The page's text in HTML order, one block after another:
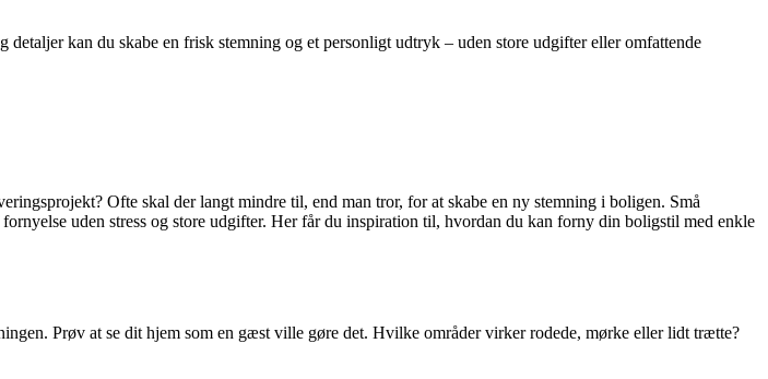
kan du skabe en frisk stemning og et personligt udtryk – uden store udgifter eller omfattende
Ofte skal der langt mindre til, end man tror, for at skabe en ny stemning i boligen. Små
uden stress og store udgifter. Her får du inspiration til, hvordan du kan forny din boligstil med enkle
Prøv at se dit hjem som en gæst ville gøre det. Hvilke områder virker rodede, mørke eller lidt trætte?